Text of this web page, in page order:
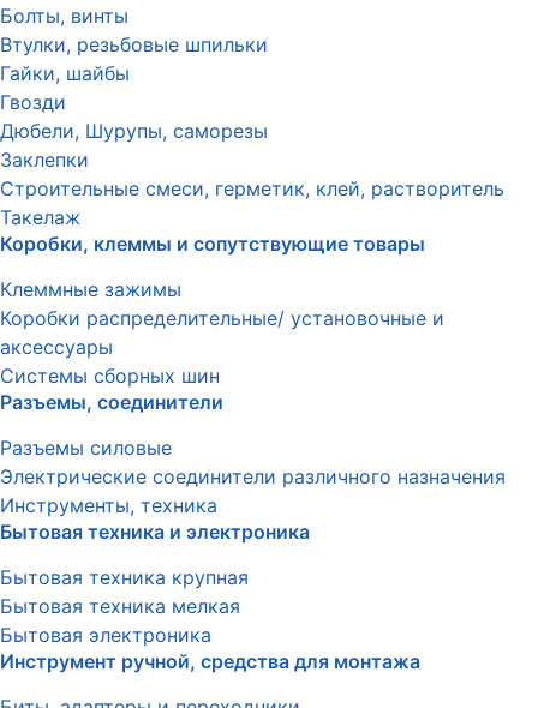
Болты, винты
Втулки, резьбовые шпильки
Гайки, шайбы
Гвозди
Дюбели, Шурупы, саморезы
Заклепки
Строительные смеси, герметик, клей, растворитель
Такелаж
Коробки, клеммы и сопутствующие товары
Клеммные зажимы
Коробки распределительные/ установочные и
аксессуары
Системы сборных шин
Разъемы, соединители
Разъемы силовые
Электрические соединители различного назначения
Инструменты, техника
Бытовая техника и электроника
Бытовая техника крупная
Бытовая техника мелкая
Бытовая электроника
Инструмент ручной, средства для монтажа